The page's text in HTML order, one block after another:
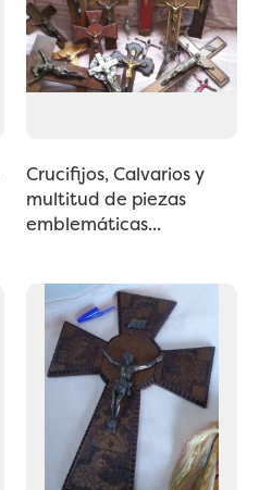
Crucifijos, Calvarios y
multitud de piezas
emblemáticas...